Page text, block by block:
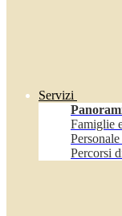
Servizi
Famiglie
Percorsi